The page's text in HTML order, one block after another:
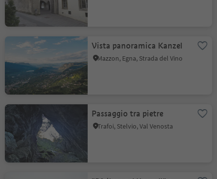
Vista panoramica Kanzel
Mazzon, Egna, Strada del Vino
Passaggio tra pietre
Trafoi, Stelvio, Val Venosta